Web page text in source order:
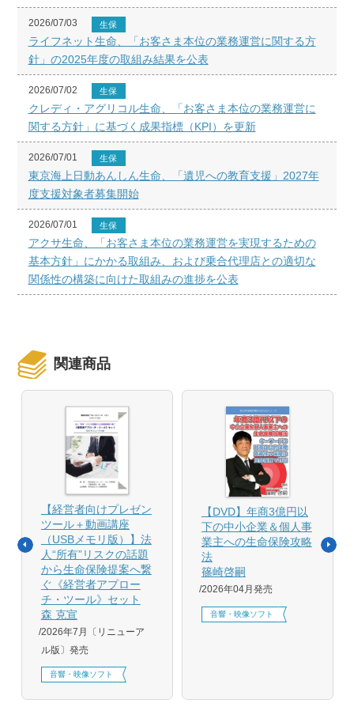
2026/07/03 生保
ライフネット生命、「お客さま本位の業務運営に関する方
針」の2025年度の取組み結果を公表
2026/07/02 生保
クレディ・アグリコル生命、「お客さま本位の業務運営に
関する方針」に基づく成果指標（KPI）を更新
2026/07/01 生保
東京海上日動あんしん生命、「遺児への教育支援」2027年
度支援対象者募集開始
2026/07/01 生保
アクサ生命、「お客さま本位の業務運営を実現するための
基本方針」にかかる取組み、および乗合代理店との適切な
関係性の構築に向けた取組みの進捗を公表
関連商品
【経営者向けプレゼン
ツール＋動画講座
（USBメモリ版）】法
人“所有”リスクの話題
から生命保険提案へ繋
ぐ《経営者アプロー
チ・ツール》セット
森 克宣
2026年7月〔リニューア
ル版〕発売
音響・映像ソフト
【DVD】年商3億円以
下の中小企業＆個人事
業主への生命保険攻略
法
篠崎啓嗣
2026年04月発売
音響・映像ソフト